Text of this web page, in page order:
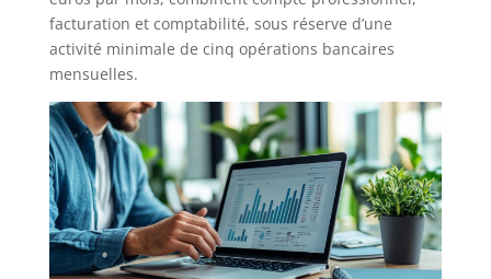
facturation et comptabilité, sous réserve d’une
activité minimale de cinq opérations bancaires
mensuelles.